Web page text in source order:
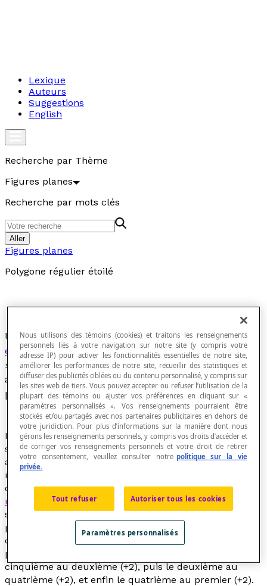
Lexique
Auteurs
Suggestions
English
Recherche par Thème
Figures planes
Recherche par mots clés
Aller
Figures planes
Polygone régulier étoilé
Un polygone régulier étoilé est un polygone
équiangle équilatéral croisé, créé en reliant un
sommet d'unpolygone régulieràpcôtés à un
autre sommet non adjacent et en continuant le
processus jusqu'à revenir au premier sommet.
Pour construire un polygone étoilé àpsommets, on
subdivise d'abord un cercle enppoints formant des
arcs isométriques. Puis, partant d'un sommet, on le
relie à un sommet situé
départ, de telle sorte quepetqsoient desnombres
relativement premiers
et que les points ainsi reliés
soient distants d'au moins une position. Par exemple,
pour un pentagone régulier étoilé (5), soit une étoile à
cinq branches, on relie un premier point au troisième
point (+2), puis le troisième au cinquième (+2), puis le
cinquième au deuxième (+2), puis le deuxième au
quatrième (+2), et enfin le quatrième au premier (+2).
Nous utilisons des témoins (cookies) et traitons les renseignements
personnels liés à votre navigation sur notre site (y compris votre
adresse IP) pour activer les fonctionnalités essentielles de notre site,
améliorer les performances de notre site, recueillir des statistiques et
diffuser des publicités ciblées ou du contenu personnalisé, y compris sur
les sites web de tiers. Vous pouvez accepter ou refuser l’utilisation de la
plupart des témoins ou ajuster vos préférences en cliquant sur «
paramètres personnalisés ». Vos renseignements pourraient être
stockés et/ou partagés avec nos partenaires publicitaires en dehors de
votre juridiction. Pour plus d’informations sur la manière dont nous
gérons les renseignements personnels, y compris vos droits d’accéder et
de corriger vos renseignements personnels et votre droit de retirer
votre consentement, veuillez consulter notre politique sur la vie
privée.
Tout refuser Autoriser tous les cookies
Paramètres personnalisés